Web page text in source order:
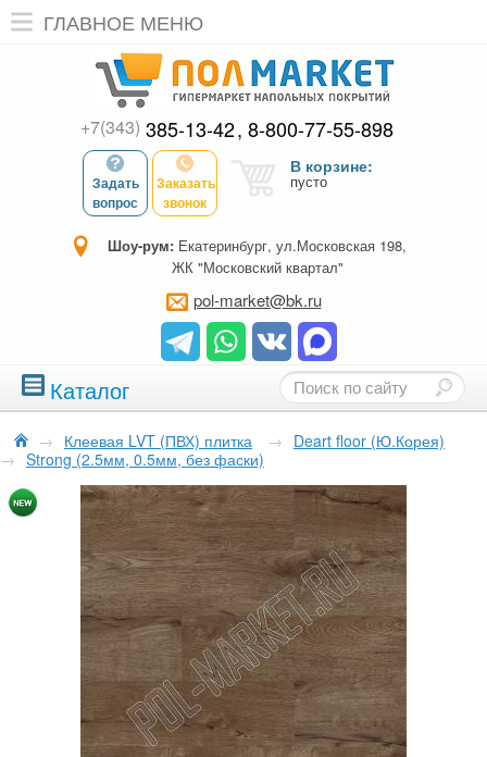
ГЛАВНОЕ МЕНЮ
+7(343) 385-13-42 8-800-77-55-898
Задать
вопрос
Заказать
звонок
В корзине:
пусто
Шоу-рум: Екатеринбург, ул.Московская 198,
ЖК "Московский квартал"
pol-market@bk.ru
Каталог
→ Клеевая LVT (ПВХ) плитка → Deart floor (Ю.Корея)
→ Strong (2.5мм, 0.5мм, без фаски)